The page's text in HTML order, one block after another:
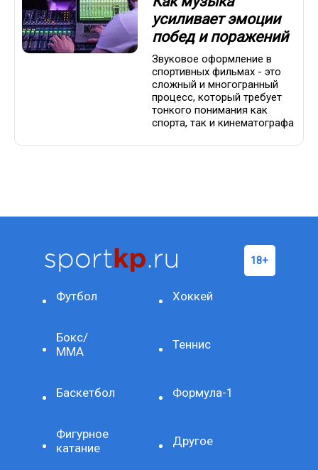
усиливает эмоции
побед и поражений
Звуковое оформление в
спортивных фильмах - это
сложный и многогранный
процесс, который требует
тонкого понимания как
спорта, так и кинематографа
Футбол Хоккей
Бокс/
ММА
Теннис
Баскетбол Формула-1
Фигурное
катание
Другое